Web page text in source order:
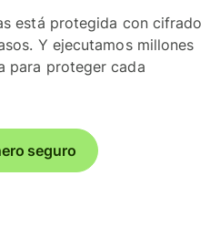
está protegida con cifrado
Y ejecutamos millones
para proteger cada
seguro